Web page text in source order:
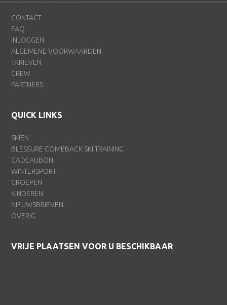
CONTACT
FAQ
INLOGGEN
ALGEMENE VOORWAARDEN
TARIEVEN
CREW
PARTNERS
QUICK LINKS
SKIËN
BLESSURE COMEBACK SKI TRAINING
CADEAUBON
WINTERSPORT
GROEPEN
KINDEREN
NIEUWSBRIEVEN
OVERIG
VRIJE PLAATSEN VOOR U BESCHIKBAAR